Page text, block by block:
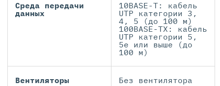
Среда передачи
данных
10BASE-T: кабель
UTP категории 3,
4, 5 (до 100 м)
100BASE-TX: кабель
UTP категории 5,
5e или выше (до
100 м)
Вентиляторы Без вентилятора